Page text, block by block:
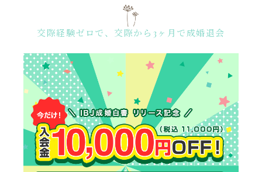
交際経験ゼロで、交際から3ヶ月で成婚退会